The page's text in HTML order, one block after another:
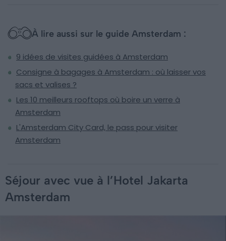
À lire aussi sur le guide Amsterdam :
9 idées de visites guidées à Amsterdam
Consigne à bagages à Amsterdam : où laisser vos
sacs et valises ?
Les 10 meilleurs rooftops où boire un verre à
Amsterdam
L'Amsterdam City Card, le pass pour visiter
Amsterdam
Séjour avec vue à l’Hotel Jakarta
Amsterdam